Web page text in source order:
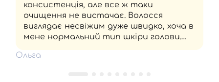
консистенція, але все ж таки
очищення не вистачає. Волосся
виглядає несвіжим дуже швидко, хоча в
мене нормальний тип шкіри голови.
має фарбовану довжину, а й дуже суху
Ольга